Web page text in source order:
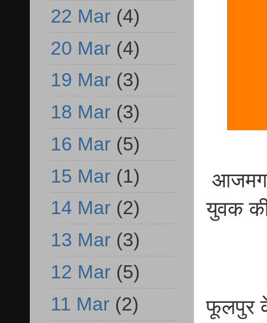
युवक
फूलपुर
22 Mar (4)
20 Mar (4)
19 Mar (3)
18 Mar (3)
16 Mar (5)
15 Mar (1)
14 Mar (2)
13 Mar (3)
12 Mar (5)
11 Mar (2)